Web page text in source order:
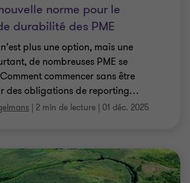
norme pour le
durabilité des PME
plus une option, mais une
de nombreuses PME se
commencer sans être
des obligations de reporting…
| 2 min de lecture | 01 déc. 2025